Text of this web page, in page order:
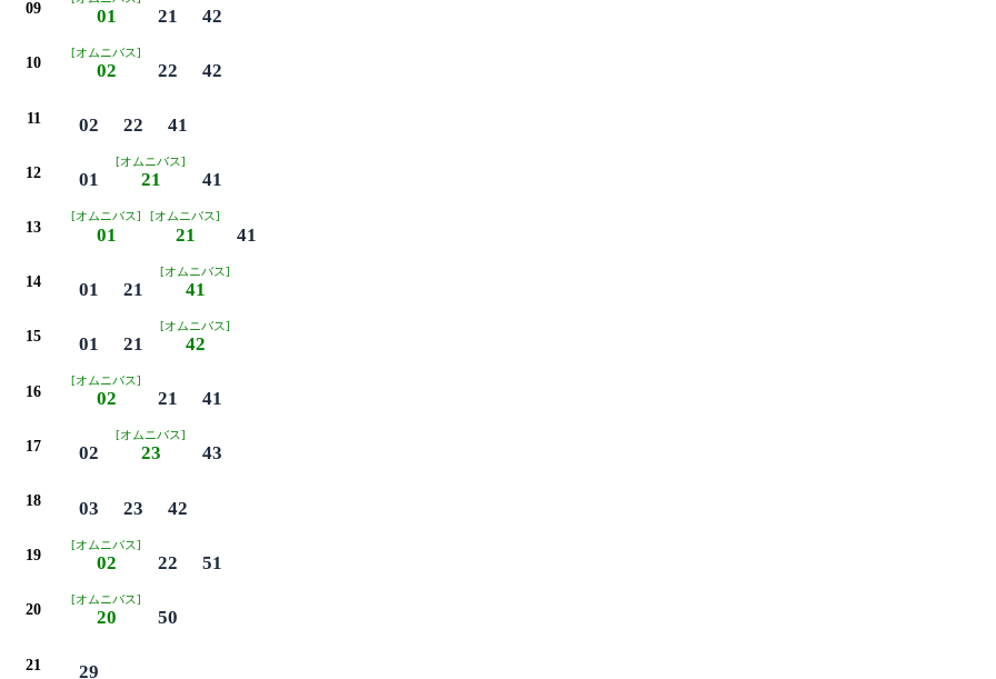
09 01 21 42
10
[オムニバス]
02 22 42
11 02 22 41
12 01
[オムニバス]
21 41
13
[オムニバス]
01
[オムニバス]
21 41
14 01 21
[オムニバス]
41
15 01 21
[オムニバス]
42
16
[オムニバス]
02 21 41
17 02
[オムニバス]
23 43
18 03 23 42
19
[オムニバス]
02 22 51
20
[オムニバス]
20 50
21 29